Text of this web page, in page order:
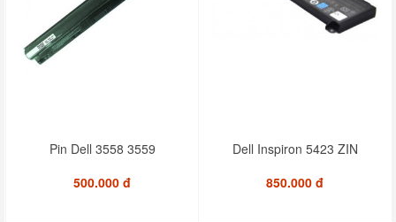
Pin Dell 3558 3559
500.000 đ
Dell Inspiron 5423 ZIN
850.000 đ